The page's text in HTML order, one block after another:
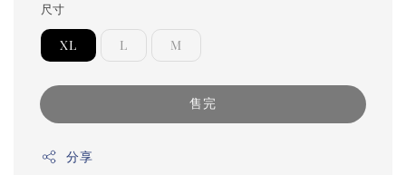
尺寸
XL L M
售完
分享